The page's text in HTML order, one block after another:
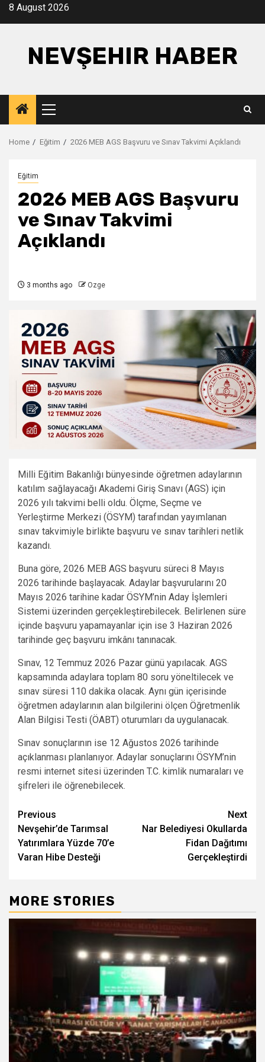
Skip8 August 2026
NEVŞEHIR HABER
Primary
Menu
Home Eğitim 2026 MEB AGS Başvuru ve Sınav Takvimi Açıklandı
Eğitim
2026 MEB AGS Başvuru
ve Sınav Takvimi
Açıklandı
3 months ago Ozge
Milli Eğitim Bakanlığı bünyesinde öğretmen adaylarının
katılım sağlayacağı Akademi Giriş Sınavı (AGS) için
2026 yılı takvimi belli oldu. Ölçme, Seçme ve
Yerleştirme Merkezi (ÖSYM) tarafından yayımlanan
sınav takvimiyle birlikte başvuru ve sınav tarihleri netlik
kazandı.
Buna göre, 2026 MEB AGS başvuru süreci 8 Mayıs
2026 tarihinde başlayacak. Adaylar başvurularını 20
Mayıs 2026 tarihine kadar ÖSYM’nin Aday İşlemleri
Sistemi üzerinden gerçekleştirebilecek. Belirlenen süre
içinde başvuru yapamayanlar için ise 3 Haziran 2026
tarihinde geç başvuru imkânı tanınacak.
Sınav, 12 Temmuz 2026 Pazar günü yapılacak. AGS
kapsamında adaylara toplam 80 soru yöneltilecek ve
sınav süresi 110 dakika olacak. Aynı gün içerisinde
öğretmen adaylarının alan bilgilerini ölçen Öğretmenlik
Alan Bilgisi Testi (ÖABT) oturumları da uygulanacak.
Sınav sonuçlarının ise 12 Ağustos 2026 tarihinde
açıklanması planlanıyor. Adaylar sonuçlarını ÖSYM’nin
resmi internet sitesi üzerinden T.C. kimlik numaraları ve
şifreleri ile öğrenebilecek.
Post
navigation
Previous
Nevşehir’de Tarımsal
Yatırımlara Yüzde 70’e
Varan Hibe Desteği
Next
Nar Belediyesi Okullarda
Fidan Dağıtımı
Gerçekleştirdi
MORE STORIES